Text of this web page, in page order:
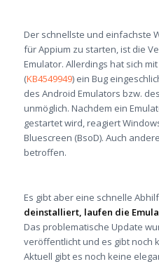
Der schnellste und einfachste
für Appium zu starten, ist die
Emulator. Allerdings hat sich
(KB4549949) ein Bug
des Android Emulators bzw.
unmöglich. Nachdem ein
gestartet wird, reagiert
Bluescreen (BsoD). Auch
betroffen.
Es gibt aber eine schnelle
deinstalliert, laufen die
Das problematische Update
veröffentlicht und es gibt noch
Aktuell gibt es noch keine